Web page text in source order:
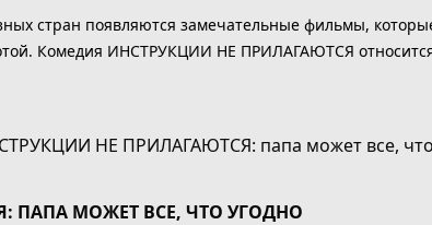
стран появляются замечательные фильмы,
Комедия ИНСТРУКЦИИ НЕ ПРИЛАГАЮТСЯ относится
ПАПА МОЖЕТ ВСЕ, ЧТО УГОДНО